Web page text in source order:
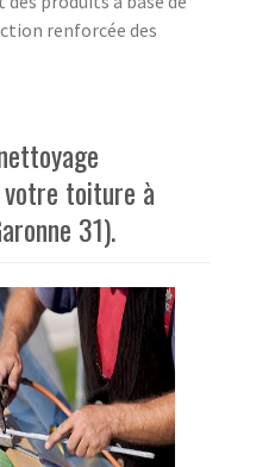
renforcée des
toiture à
31).